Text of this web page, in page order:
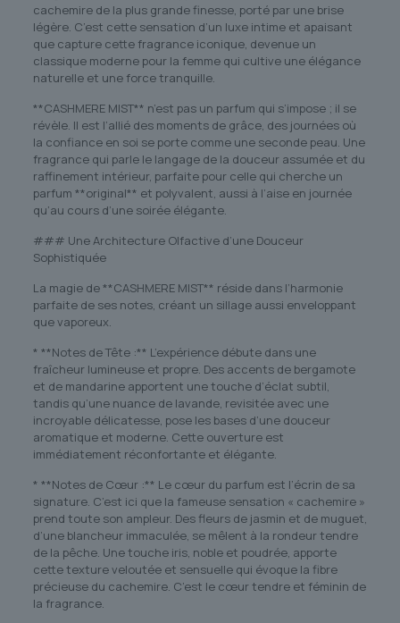
cachemire de la plus grande finesse, porté par une brise
légère. C’est cette sensation d’un luxe intime et apaisant
que capture cette fragrance iconique, devenue un
classique moderne pour la femme qui cultive une élégance
naturelle et une force tranquille.
**CASHMERE MIST** n’est pas un parfum qui s’impose ; il se
révèle. Il est l’allié des moments de grâce, des journées où
la confiance en soi se porte comme une seconde peau. Une
fragrance qui parle le langage de la douceur assumée et du
raffinement intérieur, parfaite pour celle qui cherche un
parfum **original** et polyvalent, aussi à l’aise en journée
qu’au cours d’une soirée élégante.
### Une Architecture Olfactive d’une Douceur
Sophistiquée
La magie de **CASHMERE MIST** réside dans l’harmonie
parfaite de ses notes, créant un sillage aussi enveloppant
que vaporeux.
* **Notes de Tête :** L’expérience débute dans une
fraîcheur lumineuse et propre. Des accents de bergamote
et de mandarine apportent une touche d’éclat subtil,
tandis qu’une nuance de lavande, revisitée avec une
incroyable délicatesse, pose les bases d’une douceur
aromatique et moderne. Cette ouverture est
immédiatement réconfortante et élégante.
* **Notes de Cœur :** Le cœur du parfum est l’écrin de sa
signature. C’est ici que la fameuse sensation « cachemire »
prend toute son ampleur. Des fleurs de jasmin et de muguet,
d’une blancheur immaculée, se mêlent à la rondeur tendre
de la pêche. Une touche iris, noble et poudrée, apporte
cette texture veloutée et sensuelle qui évoque la fibre
précieuse du cachemire. C’est le cœur tendre et féminin de
la fragrance.